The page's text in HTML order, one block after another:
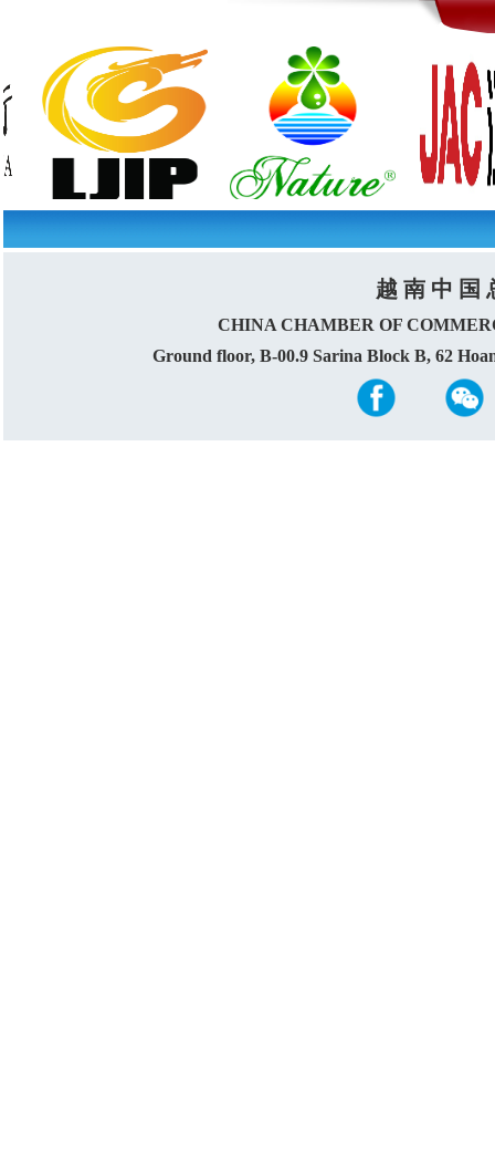
越 南 中 国
CHINA CHAMBER OF
Ground floor, B-00.9 Sarina Block B, 62